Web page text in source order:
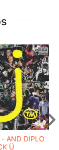
- AND DIPLO
Ü